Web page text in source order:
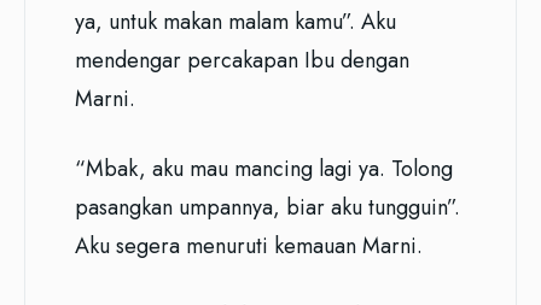
ya, untuk makan malam kamu”. Aku
mendengar percakapan Ibu dengan
Marni.
“Mbak, aku mau mancing lagi ya. Tolong
pasangkan umpannya, biar aku tungguin”.
Aku segera menuruti kemauan Marni.